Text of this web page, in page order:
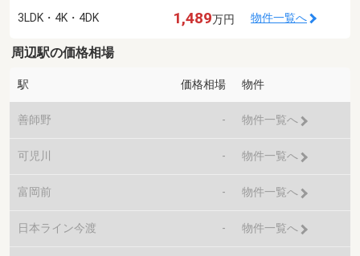
3LDK・4K・4DK 1,489万円 物件一覧へ
周辺駅の価格相場
駅 価格相場 物件
善師野 - 物件一覧へ
可児川 - 物件一覧へ
富岡前 - 物件一覧へ
日本ライン今渡 - 物件一覧へ